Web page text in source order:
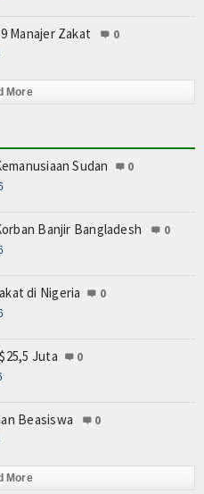
Manajer Zakat 0
More
Sudan 0
Banjir Bangladesh 0
di Nigeria 0
Juta 0
Beasiswa 0
More